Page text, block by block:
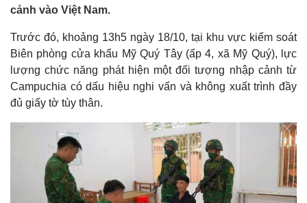
cảnh vào Việt Nam.
Trước đó, khoảng 13h5 ngày 18/10, tại khu vực kiểm soát
Biên phòng cửa khẩu Mỹ Quý Tây (ấp 4, xã Mỹ Quý), lực
lượng chức năng phát hiện một đối tượng nhập cảnh từ
Campuchia có dấu hiệu nghi vấn và không xuất trình đầy
đủ giấy tờ tùy thân.